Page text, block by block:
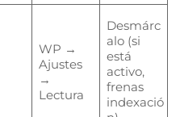
WP →
Ajustes
→
Lectura
Desmárc
alo (si
está
activo,
frenas
indexació